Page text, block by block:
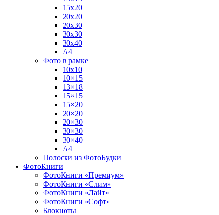
15х20
20х20
20х30
30х30
30х40
А4
Фото в рамке
10х10
10×15
13×18
15×15
15×20
20×20
20×30
30×30
30×40
A4
Полоски из ФотоБудки
ФотоКниги
ФотоКниги «Премиум»
ФотоКниги «Слим»
ФотоКниги «Лайт»
ФотоКниги «Софт»
Блокноты